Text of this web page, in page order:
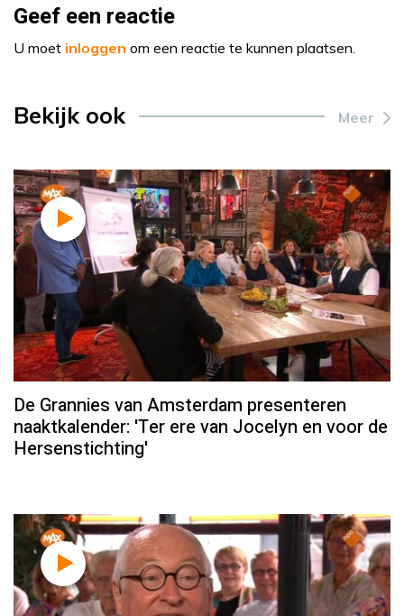
Geef een reactie
U moet inloggen om een reactie te kunnen plaatsen.
Bekijk ook Meer
De Grannies van Amsterdam presenteren
naaktkalender: 'Ter ere van Jocelyn en voor de
Hersenstichting'